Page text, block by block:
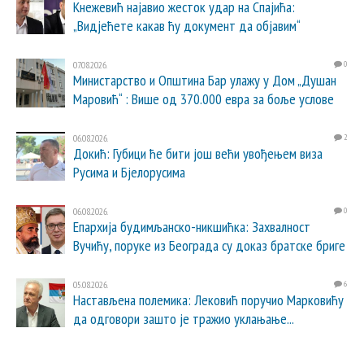
Кнежевић најавио жесток удар на Спајића:
„Видјећете какав ћу документ да објавим“
07.08.2026. 0
Министарство и Општина Бар улажу у Дом „Душан
Маровић“ : Више од 370.000 евра за боље услове
06.08.2026. 2
Докић: Губици ће бити још већи увођењем виза
Русима и Бјелорусима
06.08.2026. 0
Епархија будимљанско-никшићка: Захвалност
Вучићу, поруке из Београда су доказ братске бриге
05.08.2026. 6
Настављена полемика: Лековић поручио Марковићу
да одговори зашто је тражио уклањање...